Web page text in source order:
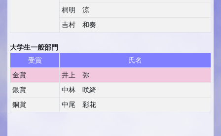
桐明 涼
吉村 和奏
大学生一般部門
受賞
氏名
金賞
井上 弥
銀賞
中林 咲綺
銅賞
中尾 彩花